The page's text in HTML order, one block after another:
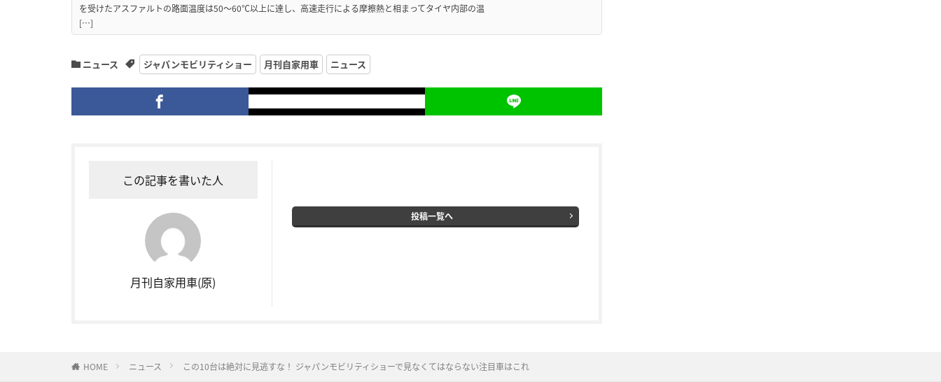
を受けたアスファルトの路面温度は50〜60℃以上に達し、高速走行による摩擦熱と相まってタイヤ内部の温
[…]
ニュース ジャパンモビリティショー 月刊自家用車 ニュース
この記事を書いた人
月刊自家用車(原)
投稿一覧へ
HOME ニュース この10台は絶対に見逃すな！ ジャパンモビリティショーで見なくてはならない注目車はこれ